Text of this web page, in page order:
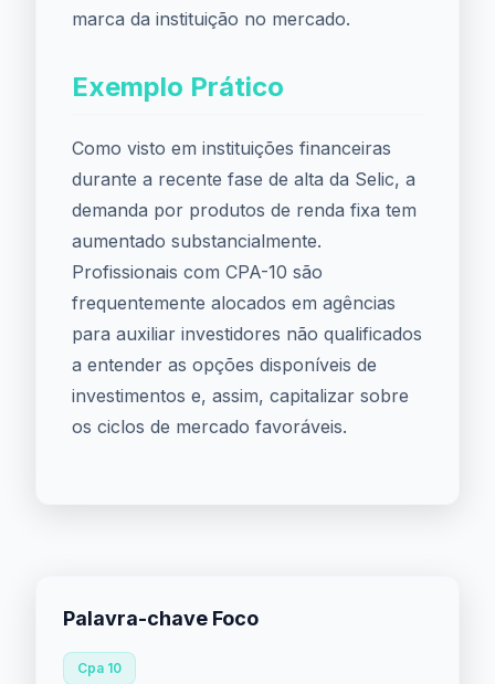
marca da instituição no mercado.
Exemplo Prático
Como visto em instituições financeiras
durante a recente fase de alta da Selic, a
demanda por produtos de renda fixa tem
aumentado substancialmente.
Profissionais com CPA-10 são
frequentemente alocados em agências
para auxiliar investidores não qualificados
a entender as opções disponíveis de
investimentos e, assim, capitalizar sobre
os ciclos de mercado favoráveis.
Palavra-chave Foco
Cpa 10